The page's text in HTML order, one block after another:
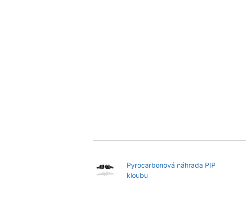
Pyrocarbonová náhrada PIP
kloubu